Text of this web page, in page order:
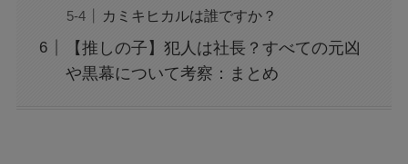
カミキヒカルは誰ですか？
【推しの子】犯人は社長？すべての元凶
や黒幕について考察：まとめ